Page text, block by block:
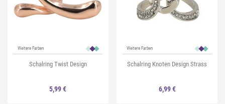
Weitere Farben
Schalring Twist Design
5,99 €
Weitere Farben
Schalring Knoten Design Strass
6,99 €